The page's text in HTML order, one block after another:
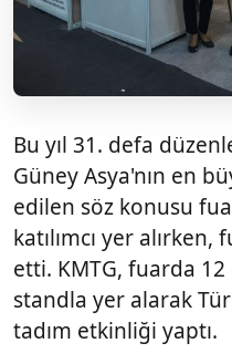
Bu yıl 31. defa
Güney Asya'nın en
edilen söz konusu
katılımcı yer
etti. KMTG, fuarda
standla yer alarak
tadım etkinliği yaptı.